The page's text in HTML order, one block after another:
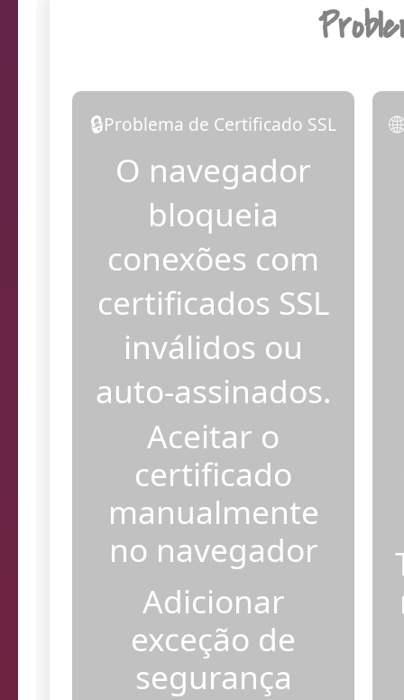
🔒Problema de Certificado SSL
O navegador
bloqueia
conexões com
certificados SSL
inválidos ou
auto-assinados.
Aceitar o
certificado
manualmente
no navegador
Adicionar
exceção de
segurança
🌐